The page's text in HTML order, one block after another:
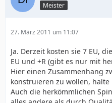
Meister
27. März 2011 um 11:07
Ja. Derzeit kosten sie 7 EU,
EU und +R (gibt es nur mit
Hier einen Zusammenhang
konstruieren zu wollen,
Auch die herkömmlichen